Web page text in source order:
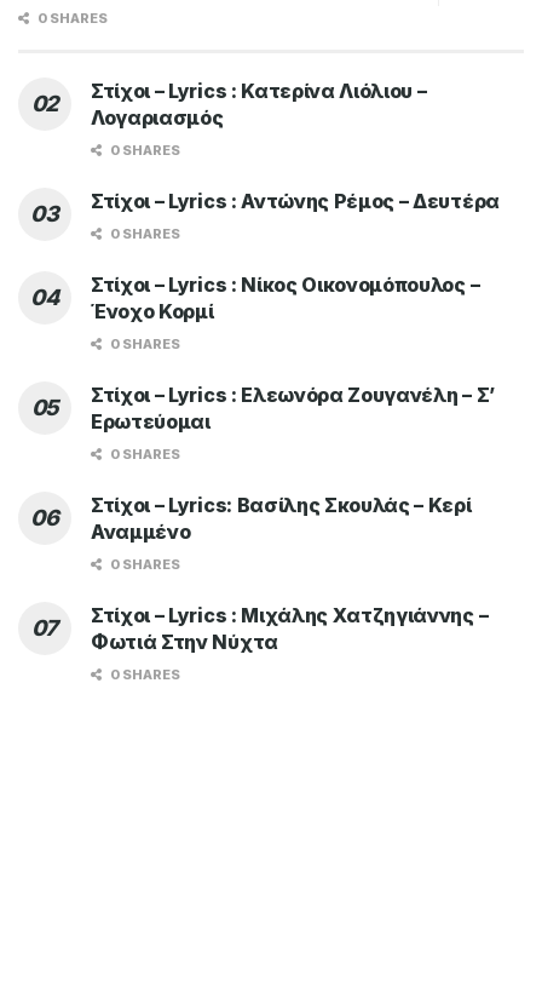
0 SHARES
Στίχοι – Lyrics : Κατερίνα Λιόλιου –
Λογαριασμός
0 SHARES
Στίχοι – Lyrics : Αντώνης Ρέμος – Δευτέρα
0 SHARES
Στίχοι – Lyrics : Νίκος Οικονομόπουλος –
Ένοχο Κορμί
0 SHARES
Στίχοι – Lyrics : Ελεωνόρα Ζουγανέλη – Σ’
Ερωτεύομαι
0 SHARES
Στίχοι – Lyrics: Βασίλης Σκουλάς – Κερί
Αναμμένο
0 SHARES
Στίχοι – Lyrics : Μιχάλης Χατζηγιάννης –
Φωτιά Στην Νύχτα
0 SHARES